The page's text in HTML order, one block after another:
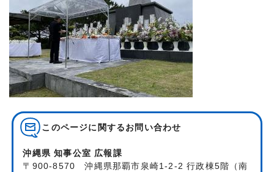
このページに関する お問い合わせ
沖縄県 知事公室 広報課
〒900-8570 沖縄県那覇市泉崎1-2-2 行政棟5階（南